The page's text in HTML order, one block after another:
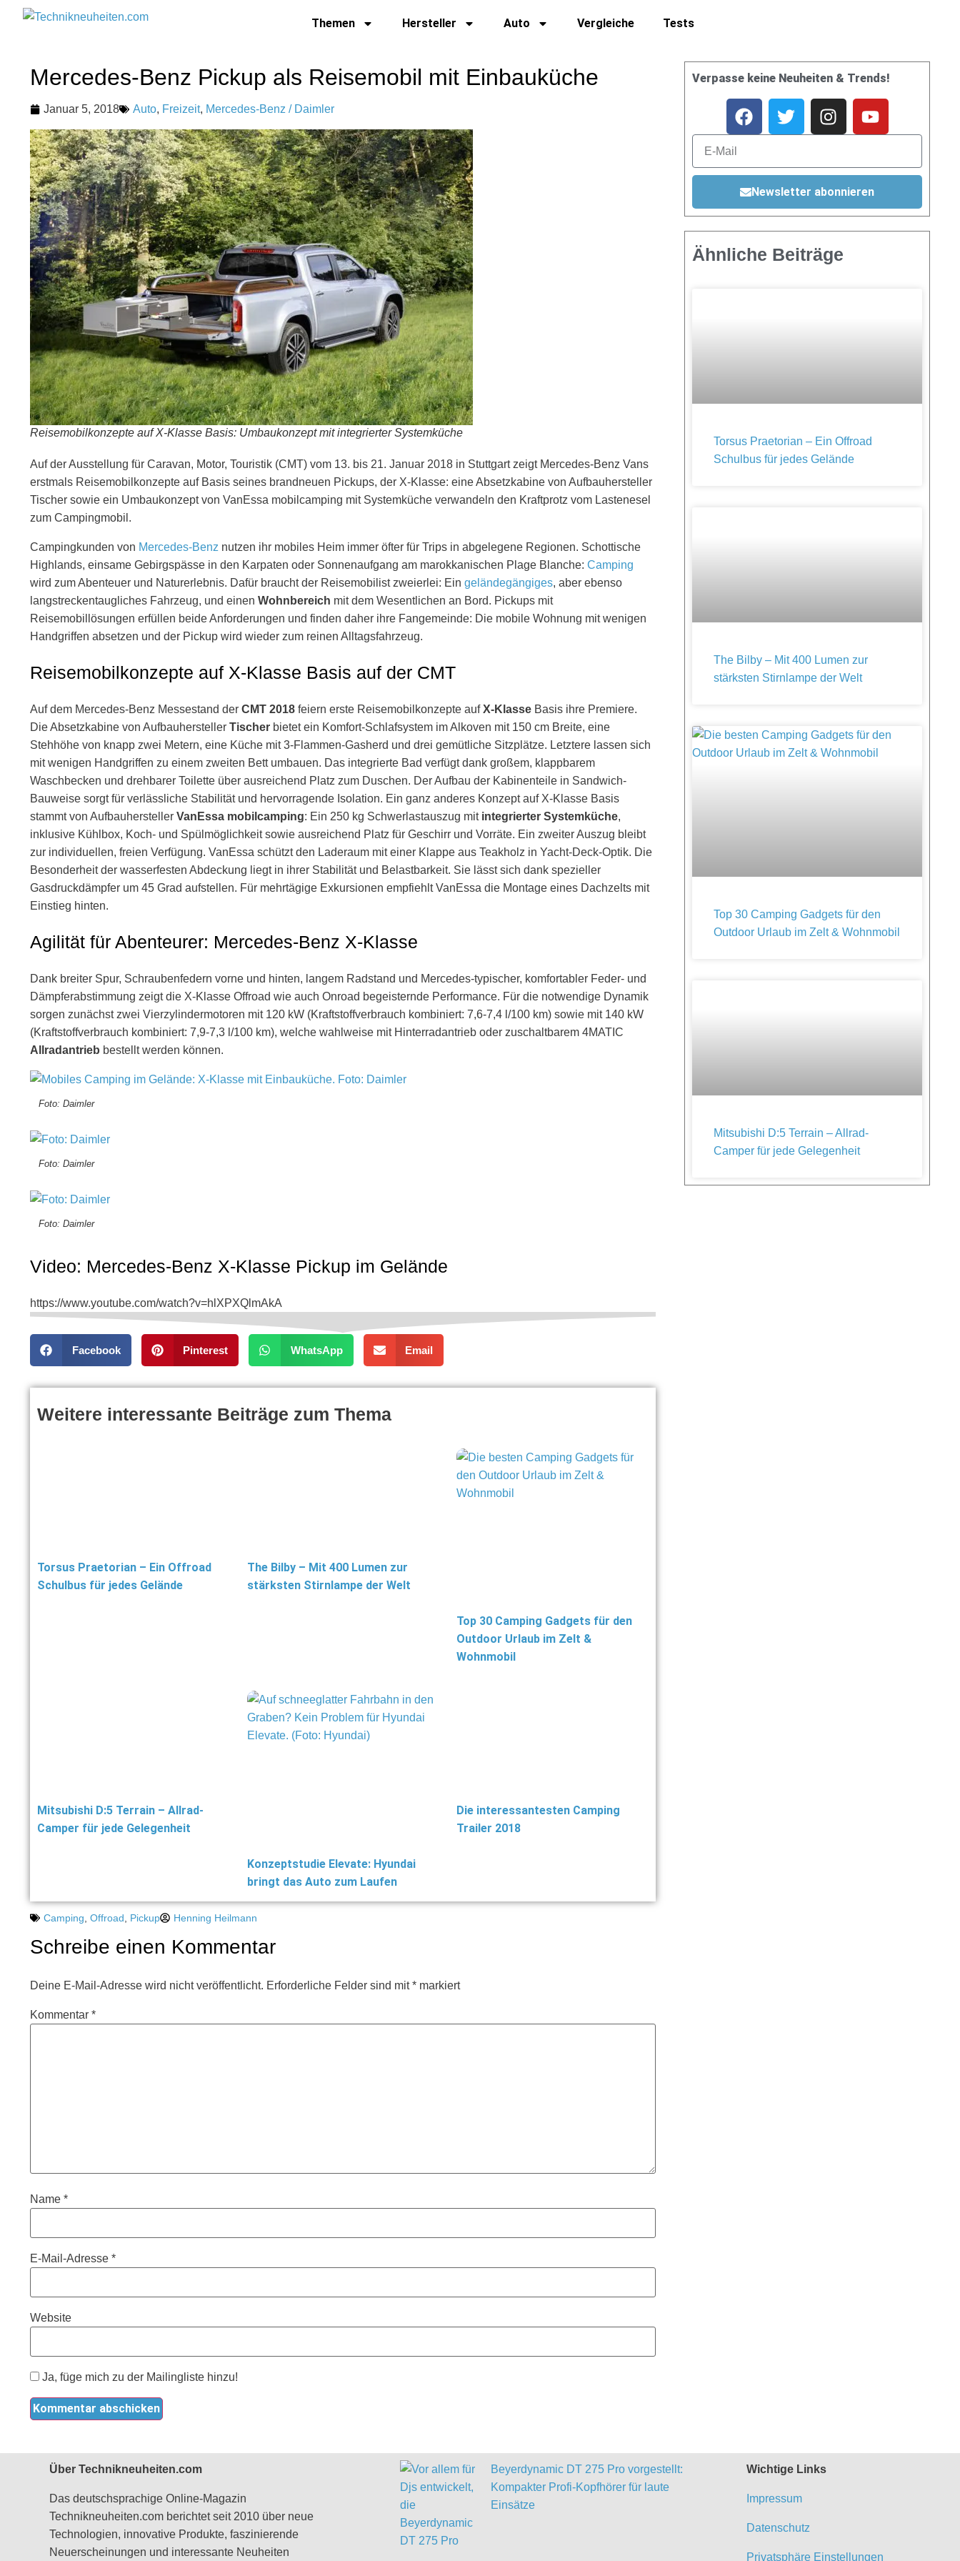
Themen Hersteller Auto Vergleiche Tests
Mercedes-Benz Pickup als Reisemobil mit Einbauküche
Januar 5, 2018 Auto, Freizeit, Mercedes-Benz / Daimler
Reisemobilkonzepte auf X-Klasse Basis: Umbaukonzept mit integrierter Systemküche
Auf der Ausstellung für Caravan, Motor, Touristik (CMT) vom 13. bis 21. Januar 2018 in Stuttgart zeigt Mercedes-Benz Vans
erstmals Reisemobilkonzepte auf Basis seines brandneuen Pickups, der X-Klasse: eine Absetzkabine von Aufbauhersteller
Tischer sowie ein Umbaukonzept von VanEssa mobilcamping mit Systemküche verwandeln den Kraftprotz vom Lastenesel
zum Campingmobil.
Campingkunden von Mercedes-Benz nutzen ihr mobiles Heim immer öfter für Trips in abgelegene Regionen. Schottische
Highlands, einsame Gebirgspässe in den Karpaten oder Sonnenaufgang am marokkanischen Plage Blanche: Camping
wird zum Abenteuer und Naturerlebnis. Dafür braucht der Reisemobilist zweierlei: Ein geländegängiges, aber ebenso
langstreckentaugliches Fahrzeug, und einen Wohnbereich mit dem Wesentlichen an Bord. Pickups mit
Reisemobillösungen erfüllen beide Anforderungen und finden daher ihre Fangemeinde: Die mobile Wohnung mit wenigen
Handgriffen absetzen und der Pickup wird wieder zum reinen Alltagsfahrzeug.
Reisemobilkonzepte auf X-Klasse Basis auf der CMT
Auf dem Mercedes-Benz Messestand der CMT 2018 feiern erste Reisemobilkonzepte aufX-Klasse Basis ihre Premiere.
Die Absetzkabine von Aufbauhersteller Tischer bietet ein Komfort-Schlafsystem im Alkoven mit 150 cm Breite, eine
Stehhöhe von knapp zwei Metern, eine Küche mit 3-Flammen-Gasherd und drei gemütliche Sitzplätze. Letztere lassen sich
mit wenigen Handgriffen zu einem zweiten Bett umbauen. Das integrierte Bad verfügt dank großem, klappbarem
Waschbecken und drehbarer Toilette über ausreichend Platz zum Duschen. Der Aufbau der Kabinenteile in Sandwich-
Bauweise sorgt für verlässliche Stabilität und hervorragende Isolation. Ein ganz anderes Konzept auf X-Klasse Basis
stammt von Aufbauhersteller VanEssa mobilcamping: Ein 250 kg Schwerlastauszug mit integrierter Systemküche,
inklusive Kühlbox, Koch- und Spülmöglichkeit sowie ausreichend Platz für Geschirr und Vorräte. Ein zweiter Auszug bleibt
zur individuellen, freien Verfügung. VanEssa schützt den Laderaum mit einer Klappe aus Teakholz in Yacht-Deck-Optik. Die
Besonderheit der wasserfesten Abdeckung liegt in ihrer Stabilität und Belastbarkeit. Sie lässt sich dank spezieller
Gasdruckdämpfer um 45 Grad aufstellen. Für mehrtägige Exkursionen empfiehlt VanEssa die Montage eines Dachzelts mit
Einstieg hinten.
Agilität für Abenteurer: Mercedes-Benz X-Klasse
Dank breiter Spur, Schraubenfedern vorne und hinten, langem Radstand und Mercedes-typischer, komfortabler Feder- und
Dämpferabstimmung zeigt die X-Klasse Offroad wie auch Onroad begeisternde Performance. Für die notwendige Dynamik
sorgen zunächst zwei Vierzylindermotoren mit 120 kW (Kraftstoffverbrauch kombiniert: 7,6-7,4 l/100 km) sowie mit 140 kW
(Kraftstoffverbrauch kombiniert: 7,9-7,3 l/100 km), welche wahlweise mit Hinterradantrieb oder zuschaltbarem 4MATIC
Allradantrieb bestellt werden können.
Foto: Daimler
Foto: Daimler
Foto: Daimler
Video: Mercedes-Benz X-Klasse Pickup im Gelände
https://www.youtube.com/watch?v=hlXPXQlmAkA
Facebook Pinterest WhatsApp Email
Weitere interessante Beiträge zum Thema
Torsus Praetorian – Ein Offroad
Schulbus für jedes Gelände
The Bilby – Mit 400 Lumen zur
stärksten Stirnlampe der Welt
Top 30 Camping Gadgets für den
Outdoor Urlaub im Zelt &
Wohnmobil
Mitsubishi D:5 Terrain – Allrad-
Camper für jede Gelegenheit
Konzeptstudie Elevate: Hyundai
bringt das Auto zum Laufen
Die interessantesten Camping
Trailer 2018
Camping Offroad Pickup Henning Heilmann
Schreibe einen Kommentar
Deine E-Mail-Adresse wird nicht veröffentlicht. Erforderliche Felder sind mit* markiert
Kommentar *
Name *
E-Mail-Adresse *
Website
Ja, füge mich zu der Mailingliste hinzu!
Verpasse keine Neuheiten & Trends!
Newsletter abonnieren
Ähnliche Beiträge
Torsus Praetorian – Ein Offroad
Schulbus für jedes Gelände
The Bilby – Mit 400 Lumen zur
stärksten Stirnlampe der Welt
Top 30 Camping Gadgets für den
Outdoor Urlaub im Zelt & Wohnmobil
Mitsubishi D:5 Terrain – Allrad-
Camper für jede Gelegenheit
Über Technikneuheiten.com
Das deutschsprachige Online-Magazin
Technikneuheiten.com berichtet seit 2010 über neue
Technologien, innovative Produkte, faszinierende
Neuerscheinungen und interessante Neuheiten
Beyerdynamic DT 275 Pro vorgestellt:
Kompakter Profi-Kopfhörer für laute
Einsätze
Wichtige Links
Impressum
Datenschutz
Privatsphäre Einstellungen